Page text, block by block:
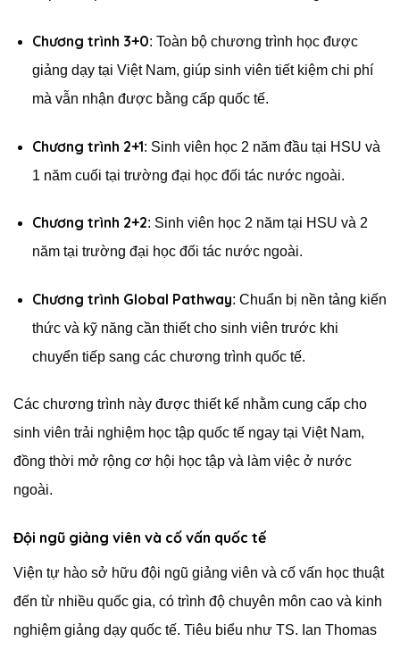
Chương trình 3+0: Toàn bộ chương trình học được
giảng dạy tại Việt Nam, giúp sinh viên tiết kiệm chi phí
mà vẫn nhận được bằng cấp quốc tế.
Chương trình 2+1: Sinh viên học 2 năm đầu tại HSU và
1 năm cuối tại trường đại học đối tác nước ngoài.
Chương trình 2+2: Sinh viên học 2 năm tại HSU và 2
năm tại trường đại học đối tác nước ngoài.
Chương trình Global Pathway: Chuẩn bị nền tảng kiến
thức và kỹ năng cần thiết cho sinh viên trước khi
chuyển tiếp sang các chương trình quốc tế.
Các chương trình này được thiết kế nhằm cung cấp cho
sinh viên trải nghiệm học tập quốc tế ngay tại Việt Nam,
đồng thời mở rộng cơ hội học tập và làm việc ở nước
ngoài.
Đội ngũ giảng viên và cố vấn quốc tế
Viện tự hào sở hữu đội ngũ giảng viên và cố vấn học thuật
đến từ nhiều quốc gia, có trình độ chuyên môn cao và kinh
nghiệm giảng dạy quốc tế. Tiêu biểu như TS. Ian Thomas